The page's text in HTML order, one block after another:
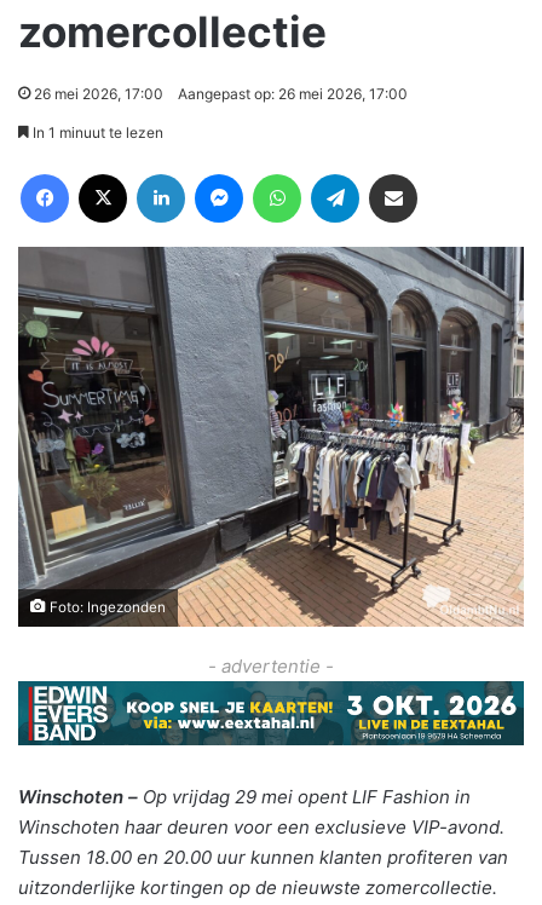
zomercollectie
26 mei 2026, 17:00 Aangepast op: 26 mei 2026, 17:00
In 1 minuut te lezen
Foto: Ingezonden
- advertentie -
Winschoten – Op vrijdag 29 mei opent LIF Fashion in
Winschoten haar deuren voor een exclusieve VIP-avond.
Tussen 18.00 en 20.00 uur kunnen klanten profiteren van
uitzonderlijke kortingen op de nieuwste zomercollectie.